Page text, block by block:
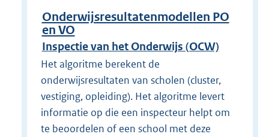
Onderwijsresultatenmodellen PO
en VO
Inspectie van het Onderwijs (OCW)
Het algoritme berekent de
onderwijsresultaten van scholen (cluster,
vestiging, opleiding). Het algoritme levert
informatie op die een inspecteur helpt om
te beoordelen of een school met deze